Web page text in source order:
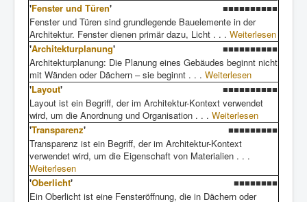
'Fenster und Türen'
■■■■■■■■■■
Fenster und Türen sind grundlegende Bauelemente in der
Architektur. Fenster dienen primär dazu, Licht . . . Weiterlesen
'Architekturplanung'
■■■■■■■■■■
Architekturplanung: Die Planung eines Gebäudes beginnt nicht
mit Wänden oder Dächern – sie beginnt . . . Weiterlesen
'Layout'
■■■■■■■■■■
Layout ist ein Begriff, der im Architektur-Kontext verwendet
wird, um die Anordnung und Organisation . . . Weiterlesen
'Transparenz'
■■■■■■■■■
Transparenz ist ein Begriff, der im Architektur-Kontext
verwendet wird, um die Eigenschaft von Materialien . . .
Weiterlesen
'Oberlicht'
■■■■■■■■
Ein Oberlicht ist eine Fensteröffnung, die in Dächern oder